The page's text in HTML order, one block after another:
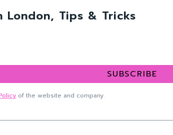
London, Tips & Tricks
SUBSCRIBE
of the website and company.